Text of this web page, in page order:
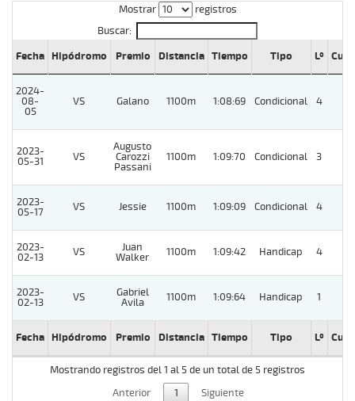
Mostrar
registros
Buscar:
Fecha
Hipódromo Premio Distancia Tiempo Tipo Lº
2024-
08-
05
VS Galano 1100m 1:08:69 Condicional 4
2023-
05-31
VS
Augusto
Carozzi
Passani
1100m 1:09:70 Condicional 3
2023-
05-17
VS Jessie 1100m 1:09:09 Condicional 4
2023-
02-13
VS
Juan
Walker
1100m 1:09:42 Handicap 4
2023-
02-13
VS
Gabriel
Avila
1100m 1:09:64 Handicap 1
Fecha Hipódromo Premio Distancia Tiempo Tipo Lº
Mostrando registros del 1 al 5 de un total de 5 registros
Anterior
1 Siguiente